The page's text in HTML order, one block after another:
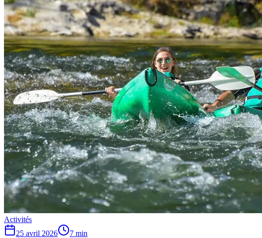
Activités
25 avril 2026
7 min